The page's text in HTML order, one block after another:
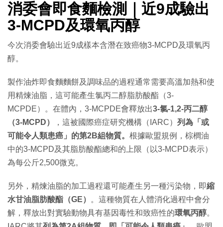
消委會即食麵檢測｜近9成驗出
3-MCPD及環氧丙醇
今次消委會驗出近9成樣本含潛在致癌物3-MCPD及環氧丙
醇。
製作油炸即食麵麵餅及調味品的過程通常需要高溫加熱和使
用精煉油脂，這可能產生氯丙二醇脂肪酸酯（3-
MCPDE）。在體內，3-MCPDE會釋放出3-氯-1,2-丙二醇
（3-MCPD）
，這被國際癌症研究機構（IARC） 列為「或
可能令人類患癌」的第2B組物質。 根據歐盟規例，棕櫚油
中的3-MCPD及其脂肪酸酯總和的上限（以3-MCPD表示）
為每公斤2,500微克。
另外，精煉油脂的加工過程還可能產生另一種污染物，即縮
水甘油脂肪酸酯（GE）
。這種物質在人體消化過程中會分
解，釋放出對實驗動物具有基因毒性和致癌性的環氧丙醇。